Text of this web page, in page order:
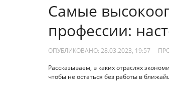
Самые
профессии:
ОПУБЛИКОВАНО: 28.03.2023, 19:57
Рассказываем, в каких отраслях
чтобы не остаться без работы в